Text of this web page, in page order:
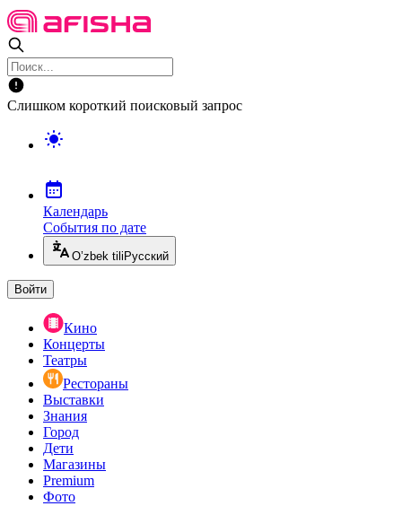
Слишком короткий поисковый запрос
Календарь
События по дате
O’zbek tili Русский
Войти
Кино
Концерты
Театры
Рестораны
Выставки
Знания
Город
Дети
Магазины
Premium
Фото